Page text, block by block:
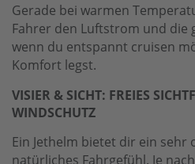
Gerade bei warmen
Fahrer den Luftstrom und die
wenn du entspannt cruisen
Komfort legst.
VISIER & SICHT: FREIES
WINDSCHUTZ
Ein Jethelm bietet dir ein sehr
natürliches Fahrgefühl. Je